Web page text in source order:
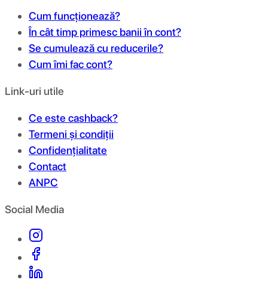
Cum funcționează?
În cât timp primesc banii în cont?
Se cumulează cu reducerile?
Cum îmi fac cont?
Link-uri utile
Ce este cashback?
Termeni și condiții
Confidențialitate
Contact
ANPC
Social Media